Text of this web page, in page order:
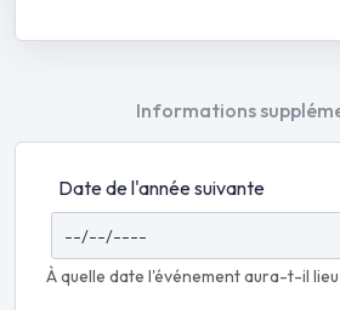
Informations
Date de l'année suivante
À quelle date l'événement aura-t-il